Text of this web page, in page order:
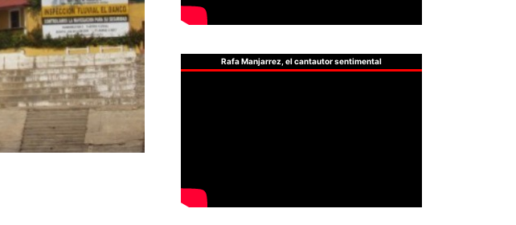
Rafa Manjarrez, el cantautor sentimental